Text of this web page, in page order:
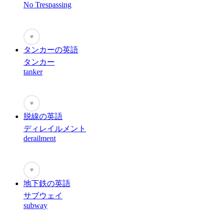
No Trespassing
♥
タンカーの英語
タンカー
tanker
♥
脱線の英語
ディレイルメント
derailment
♥
地下鉄の英語
サブウェイ
subway